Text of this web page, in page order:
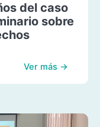
del caso
sobre
Ver más →